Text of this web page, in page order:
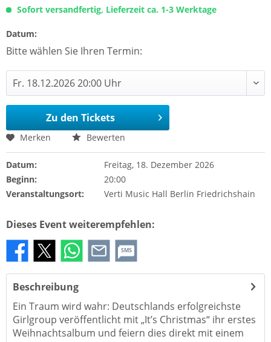
Sofort versandfertig, Lieferzeit ca. 1-3 Werktage
Datum:
Bitte wählen Sie Ihren Termin:
Zu den Tickets
Merken Bewerten
Datum:
Freitag, 18. Dezember 2026
Beginn:
20:00
Veranstaltungsort:
Verti Music Hall Berlin Friedrichshain
Dieses Event weiterempfehlen:
SMS
Beschreibung
Ein Traum wird wahr: Deutschlands erfolgreichste
Girlgroup veröffentlicht mit „It’s Christmas“ ihr erstes
Weihnachtsalbum und feiern dies direkt mit einem